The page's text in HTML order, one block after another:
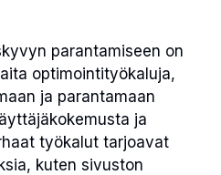
parantamiseen on
optimointityökaluja,
ja parantamaan
ja
työkalut tarjoavat
kuten sivuston